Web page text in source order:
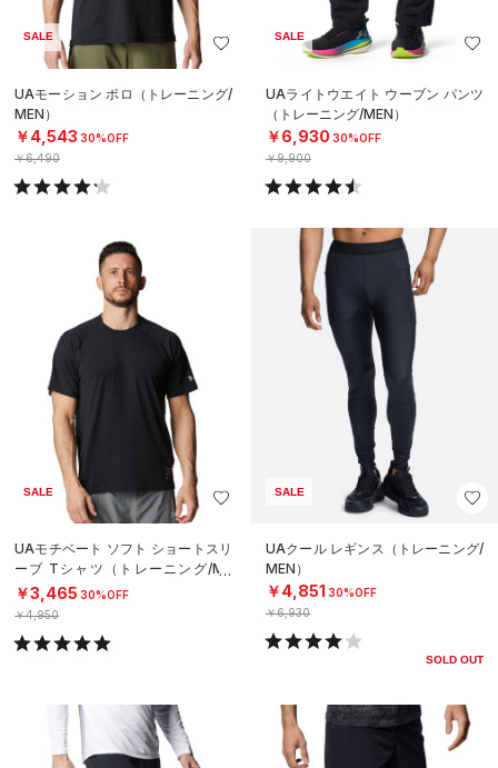
SALE
UAモーション ポロ（トレーニング/
MEN）
￥4,543 30%OFF
￥6,490
SALE
UAライトウエイト ウーブン パンツ
（トレーニング/MEN）
￥6,930 30%OFF
￥9,900
SALE
UAモチベート ソフト ショートスリ
ーブ Tシャツ（トレーニング/ME
N）
￥3,465 30%OFF
￥4,950
SALE
UAクール レギンス（トレーニング/
MEN）
￥4,851 30%OFF
￥6,930
SOLD OUT